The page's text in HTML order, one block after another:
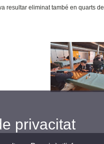
resultar eliminat també en quarts
privacitat